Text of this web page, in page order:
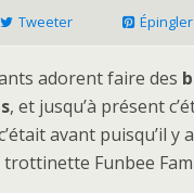
Tweeter Épingler
adorent faire des
, et jusqu’à présent
avant puisqu’il y
Funbee